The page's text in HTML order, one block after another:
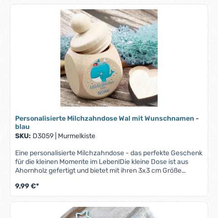
auf.Ob zur Taufe, zum Geburtstag oder einfach als kleine
Aufmerksamkeit – diese Milchzahndose ist eine zauberhafte
Geschenkidee, die Freude bereitet und Erinnerungen
bewahrt.Bitte beachte, dass bei längeren Namen der Druck
entsprechend kleiner ausfallen kann, um auf die Zahndose
Personalisierte Milchzahndose Wal mit Wunschnamen -
blau
SKU: D3059 Murmelkiste
Eine personalisierte Milchzahndose - das perfekte Geschenk
für die kleinen Momente im Leben!Die kleine Dose ist aus
Ahornholz gefertigt und bietet mit ihren 3x3 cm Größe
Deines Kindes. Der sichere Schraubverschluss bewahrt die
kleinen Schätze sicher auf.Ob zur Taufe, zum Geburtstag
oder einfach als kleine Aufmerksamkeit – diese
Milchzahndose ist eine zauberhafte Geschenkidee, die
9,99 €*